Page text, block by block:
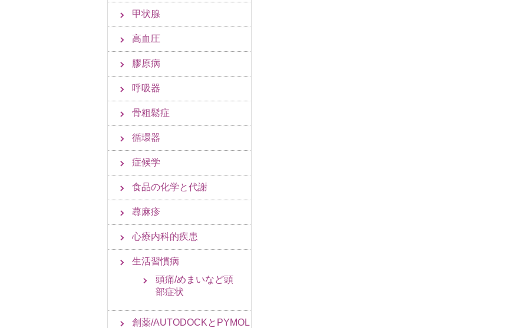
甲状腺
高血圧
膠原病
呼吸器
骨粗鬆症
循環器
症候学
食品の化学と代謝
蕁麻疹
心療内科的疾患
生活習慣病
頭痛/めまいなど頭
部症状
創薬/AUTODOCKとPYMOL